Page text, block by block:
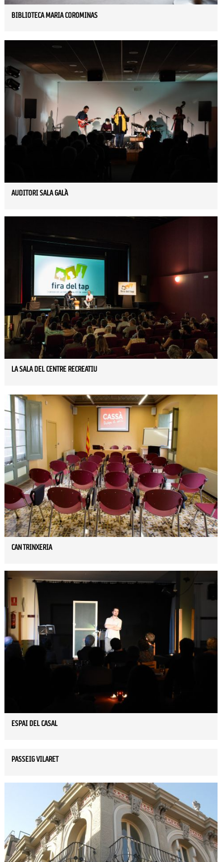
BIBLIOTECA MARIA COROMINAS
AUDITORI SALA GALÀ
LA SALA DEL CENTRE RECREATIU
CAN TRINXERIA
ESPAI DEL CASAL
PASSEIG VILARET